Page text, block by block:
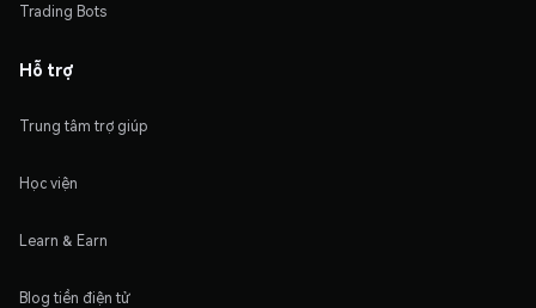
Trading Bots
Hỗ trợ
Trung tâm trợ giúp
Học viện
Learn & Earn
Blog tiền điện tử